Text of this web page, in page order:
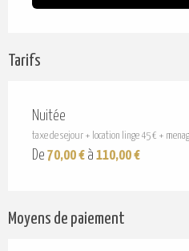
Tarifs
Nuitée
taxe de sejour + location linge 45 € +
De 70,00 € à 110,00 €
Moyens de paiement